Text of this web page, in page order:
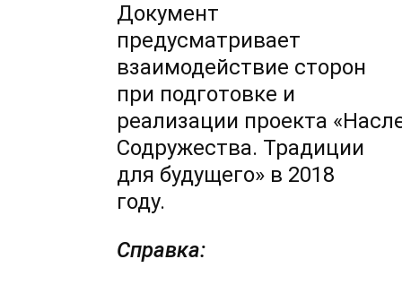
Документ
предусматривает
взаимодействие сторон
при подготовке и
реализации проекта
Содружества. Традиции
для будущего» в 2018
году.
Справка: